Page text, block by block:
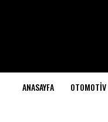
ANASAYFA OTOMOTIV